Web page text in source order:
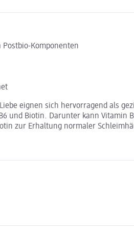
Komponenten
eignen sich hervorragend als
B6 und Biotin. Darunter kann
zur Erhaltung normaler